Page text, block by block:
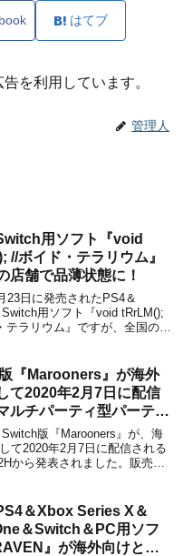
はてブ
を利用しています。
管理人
用ソフト『void
//ボイド・テラリウム』
店舗で品薄状態に！
23日に発売されたPS4＆
用ソフト『void tRrLM();
テラリウム』ですが、全国の店
ョッピングやビックカメラ、
はPS4＆Sw...
『Marooners』が海外
て2020年2月7日に配信
ルチパーティ型パーティ
Switch版『Marooners』が、海
て2020年2月7日に配信される
から発表されました。販売価
ゲームです。たくさんのパー
で友達と一緒に遊ぶ...
＆Xbox Series X＆
＆Switch＆PC用ソフ
』が海外向けとし